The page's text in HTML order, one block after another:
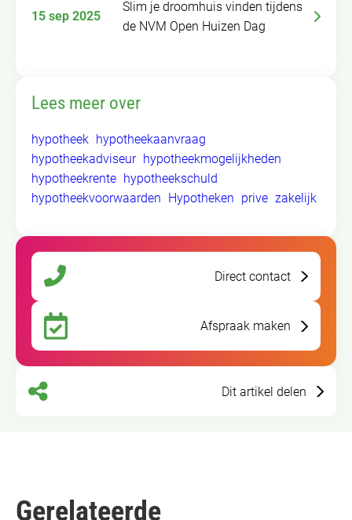
15 sep 2025
Slim je droomhuis vinden tijdens
de NVM Open Huizen Dag
Lees meer over
hypotheek hypotheekaanvraag
hypotheekadviseur hypotheekmogelijkheden
hypotheekrente hypotheekschuld
hypotheekvoorwaarden Hypotheken prive zakelijk
Direct contact
Afspraak maken
Dit artikel delen
Gerelateerde